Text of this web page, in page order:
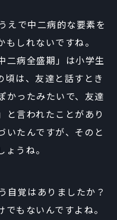
えで中二病的な要素を
しれないですね。
二病全盛期」は小学生
頃は、友達と話すとき
かったみたいで、友達
と言われたことがあり
いたんですが、そのと
うね。
自覚はありましたか？
もないんですよね。